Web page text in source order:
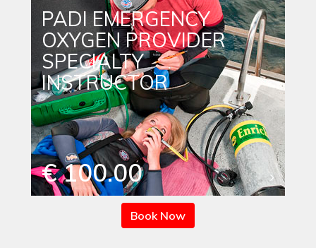
PADI EMERGENCY
OXYGEN PROVIDER
SPECIALTY
INSTRUCTOR
€ 100.00
Book Now